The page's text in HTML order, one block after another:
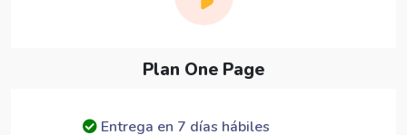
Plan One Page
Entrega en 7 días hábiles